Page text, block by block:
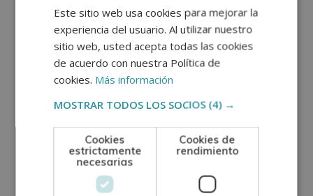
añadirán2 gotas de cada una de las esencias
florales en un recipiente de 30ml y se acabará de
llenar con agua mineral
paciente cómo debe tomarlas. También se brindarán
otros consejos para instaurar hábitos saludables y
desarrollar sucrecimiento personal, dos factores que
mejorarán considerablemente los resultados.
Este sitio web usa cookies para mejorar la
experiencia del usuario. Al utilizar nuestro
sitio web, usted acepta todas las cookies
de acuerdo con nuestra Política de
cookies. Más información
MOSTRAR TODOS LOS SOCIOS (4) →
Cookies
estrictamente
necesarias
Cookies de
rendimiento